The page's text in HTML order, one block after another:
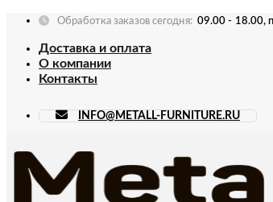
Skip
content
Обработка заказов сегодня: 09.00 - 18.00,
Доставка и оплата
О компании
Контакты
INFO@METALL-FURNITURE.RU